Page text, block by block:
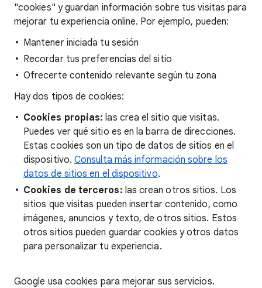
"cookies" y guardan información sobre tus visitas para
mejorar tu experiencia online. Por ejemplo, pueden:
Mantener iniciada tu sesión
Recordar tus preferencias del sitio
Ofrecerte contenido relevante según tu zona
Hay dos tipos de cookies:
Cookies propias: las crea el sitio que visitas.
Puedes ver qué sitio es en la barra de direcciones.
Estas cookies son un tipo de datos de sitios en el
dispositivo.Consulta más información sobre los
datos de sitios en el dispositivo.
Cookies de terceros: las crean otros sitios. Los
sitios que visitas pueden insertar contenido, como
imágenes, anuncios y texto, de otros sitios. Estos
otros sitios pueden guardar cookies y otros datos
para personalizar tu experiencia.
Google usa cookies para mejorar sus servicios.